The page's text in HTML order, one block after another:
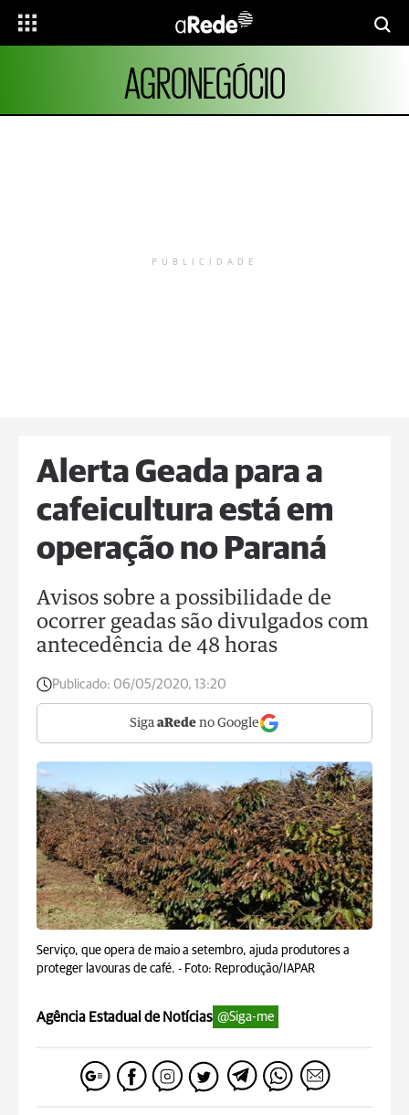
AGRONEGÓCIO
PUBLICIDADE
Alerta Geada para a
cafeicultura está em
operação no Paraná
Avisos sobre a possibilidade de
ocorrer geadas são divulgados com
antecedência de 48 horas
Publicado: 06/05/2020, 13:20
Siga aRede no Google
Serviço, que opera de maio a setembro, ajuda produtores a
proteger lavouras de café. - Foto: Reprodução/IAPAR
Agência Estadual de Notícias @Siga-me